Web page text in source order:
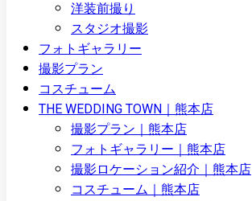
洋装前撮り
スタジオ撮影
フォトギャラリー
撮影プラン
コスチューム
THE WEDDING TOWN｜熊本店
撮影プラン｜熊本店
フォトギャラリー｜熊本店
撮影ロケーション紹介｜熊本店
コスチューム｜熊本店